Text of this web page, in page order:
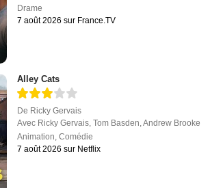
Drame
7 août 2026 sur France.TV
Alley Cats
De Ricky Gervais
Avec Ricky Gervais,Tom Basden,Andrew Brooke
Animation,Comédie
7 août 2026 sur Netflix